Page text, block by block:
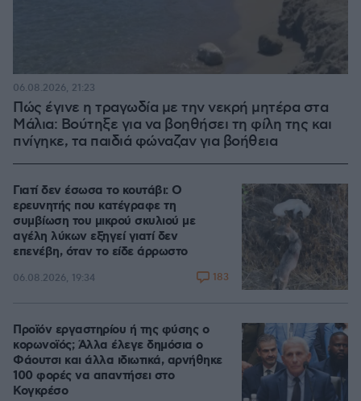
Πώς έγινε η τραγωδία με την νεκρή μητέρα στα
Μάλια: Βούτηξε για να βοηθήσει τη φίλη της και
πνίγηκε, τα παιδιά φώναζαν για βοήθεια
06.08.2026, 21:23
Γιατί δεν έσωσα το κουτάβι: Ο
ερευνητής που κατέγραφε τη
συμβίωση του μικρού σκυλιού με
αγέλη λύκων εξηγεί γιατί δεν
επενέβη, όταν το είδε άρρωστο
06.08.2026, 19:34 183
Προϊόν εργαστηρίου ή της φύσης ο
κορωνοϊός; Άλλα έλεγε δημόσια ο
Φάουτσι και άλλα ιδιωτικά, αρνήθηκε
100 φορές να απαντήσει στο
Κογκρέσο